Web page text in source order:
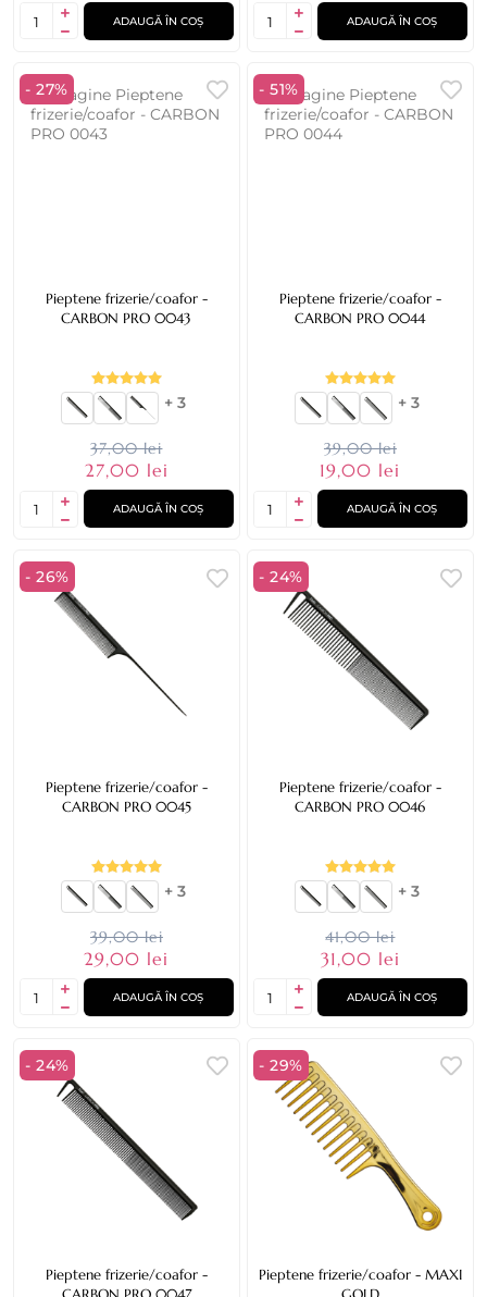
ADAUGĂ ÎN COȘ ADAUGĂ ÎN COȘ
- 27%
Pieptene frizerie/coafor -
CARBON PRO 0043
+ 3
37,00 lei
27,00 lei
ADAUGĂ ÎN COȘ
- 51%
Pieptene frizerie/coafor -
CARBON PRO 0044
+ 3
39,00 lei
19,00 lei
ADAUGĂ ÎN COȘ
- 26%
Pieptene frizerie/coafor -
CARBON PRO 0045
+ 3
39,00 lei
29,00 lei
ADAUGĂ ÎN COȘ
- 24%
Pieptene frizerie/coafor -
CARBON PRO 0046
+ 3
41,00 lei
31,00 lei
ADAUGĂ ÎN COȘ
- 24%
Pieptene frizerie/coafor -
- 29%
Pieptene frizerie/coafor - MAXI